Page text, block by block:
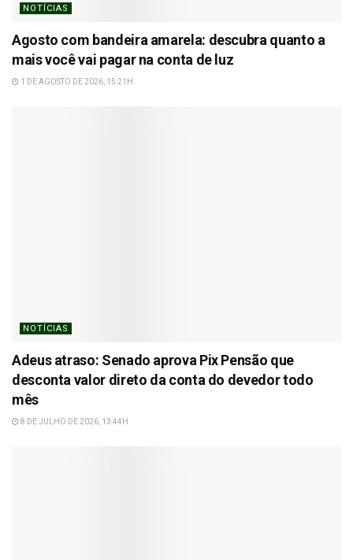
NOTÍCIAS
Agosto com bandeira amarela: descubra quanto a
mais você vai pagar na conta de luz
1 DE AGOSTO DE 2026, 15:21H
NOTÍCIAS
Adeus atraso: Senado aprova Pix Pensão que
desconta valor direto da conta do devedor todo
mês
8 DE JULHO DE 2026, 13:44H